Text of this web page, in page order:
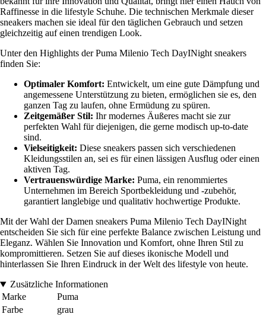
Raffinesse in die lifestyle Schuhe. Die technischen Merkmale dieser
sneakers machen sie ideal für den täglichen Gebrauch und setzen
gleichzeitig auf einen trendigen Look.
Unter den Highlights der Puma Milenio Tech DayINight sneakers
finden Sie:
Optimaler Komfort: Entwickelt, um eine gute Dämpfung und
angemessene Unterstützung zu bieten, ermöglichen sie es, den
ganzen Tag zu laufen, ohne Ermüdung zu spüren.
Zeitgemäßer Stil: Ihr modernes Äußeres macht sie zur
perfekten Wahl für diejenigen, die gerne modisch up-to-date
sind.
Vielseitigkeit: Diese sneakers passen sich verschiedenen
Kleidungsstilen an, sei es für einen lässigen Ausflug oder einen
aktiven Tag.
Vertrauenswürdige Marke: Puma, ein renommiertes
Unternehmen im Bereich Sportbekleidung und -zubehör,
garantiert langlebige und qualitativ hochwertige Produkte.
Mit der Wahl der Damen sneakers Puma Milenio Tech DayINight
entscheiden Sie sich für eine perfekte Balance zwischen Leistung und
Eleganz. Wählen Sie Innovation und Komfort, ohne Ihren Stil zu
kompromittieren. Setzen Sie auf dieses ikonische Modell und
hinterlassen Sie Ihren Eindruck in der Welt des lifestyle von heute.
Zusätzliche Informationen
Marke
Puma
Farbe
grau